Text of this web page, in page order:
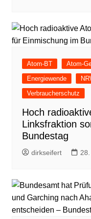
Atom-BT Atom-
Energiewende
Verbraucherschutz
Hoch
Linksfraktion
Bundestag
dirkseifert